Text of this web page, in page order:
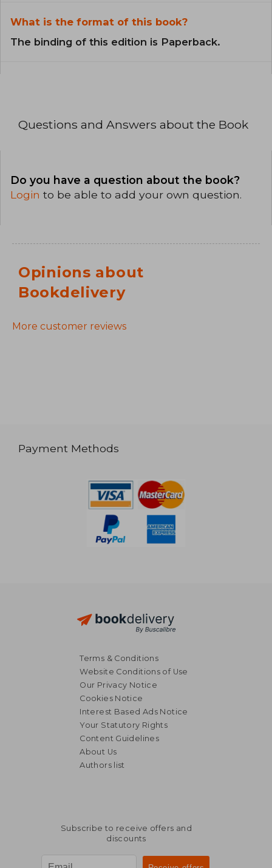
What is the format of this book?
The binding of this edition is Paperback.
Questions and Answers about the Book
Do you have a question about the book?
Login to be able to add your own question.
Opinions about
Bookdelivery
More customer reviews
Payment Methods
Terms & Conditions
Website Conditions of Use
Our Privacy Notice
Cookies Notice
Interest Based Ads Notice
Your Statutory Rights
Content Guidelines
About Us
Authors list
Subscribe to receive offers and
discounts